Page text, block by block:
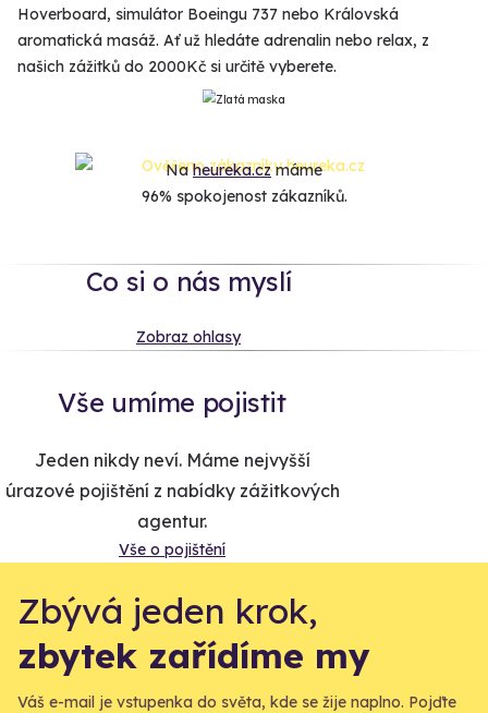
Hoverboard, simulátor Boeingu 737 nebo Královská
aromatická masáž. Ať už hledáte adrenalin nebo relax, z
našich zážitků do 2000Kč si určitě vyberete.
Naheureka.czmáme
96% spokojenost zákazníků.
Co si o nás myslí
Zobraz ohlasy
Vše umíme pojistit
Jeden nikdy neví. Máme nejvyšší
úrazové pojištění z nabídky zážitkových
agentur.
Vše o pojištění
Zbývá jeden krok,
zbytek zařídíme my
Váš e-mail je vstupenka do světa, kde se žije naplno. Pojďte